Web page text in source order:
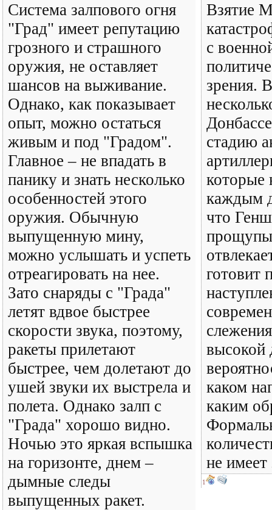
Система залпового огня
"Град" имеет репутацию
грозного и страшного
оружия, не оставляет
шансов на выживание.
Однако, как показывает
опыт, можно остаться
живым и под "Градом".
Главное – не впадать в
панику и знать несколько
особенностей этого
оружия. Обычную
выпущенную мину,
можно услышать и успеть
отреагировать на нее.
Зато снаряды с "Града"
летят вдвое быстрее
скорости звука, поэтому,
ракеты прилетают
быстрее, чем долетают до
ушей звуки их выстрела и
полета. Однако залп с
"Града" хорошо видно.
Ночью это яркая вспышка
на горизонте, днем –
дымные следы
выпущенных ракет.
Взятие
с
зрения.
стадию
которые
каждым
что
готовит
высокой
каком
каким
не имеет
1